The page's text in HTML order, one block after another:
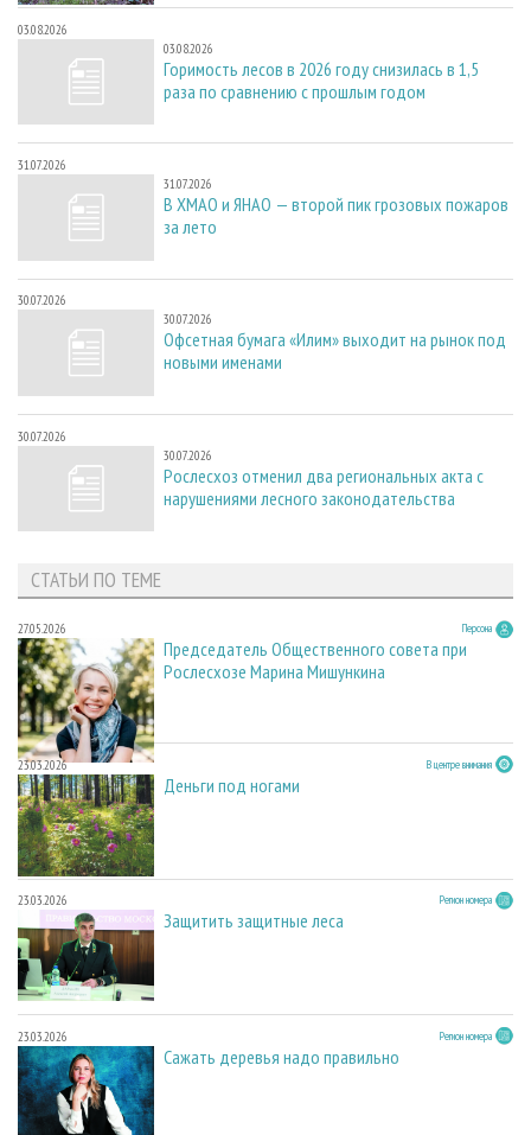
03.08.2026
03.08.2026
Горимость лесов в 2026 году снизилась в 1,5
раза по сравнению с прошлым годом
31.07.2026
31.07.2026
В ХМАО и ЯНАО — второй пик грозовых пожаров
за лето
30.07.2026
30.07.2026
Офсетная бумага «Илим» выходит на рынок под
новыми именами
30.07.2026
30.07.2026
Рослесхоз отменил два региональных акта с
нарушениями лесного законодательства
СТАТЬИ ПО ТЕМЕ
27.05.2026 Персона
Председатель Общественного совета при
Рослесхозе Марина Мишункина
23.03.2026 В центре внимания
Деньги под ногами
23.03.2026 Регион номера
Защитить защитные леса
23.03.2026 Регион номера
Сажать деревья надо правильно